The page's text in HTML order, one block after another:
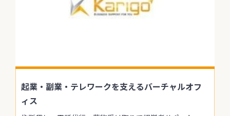
起業・副業・テレワークを支えるバーチャルオフ
ィス